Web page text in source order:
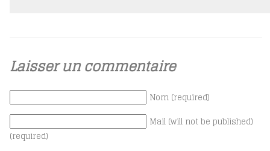
Laisser un commentaire
Nom (required)
Mail (will not be published)
(required)